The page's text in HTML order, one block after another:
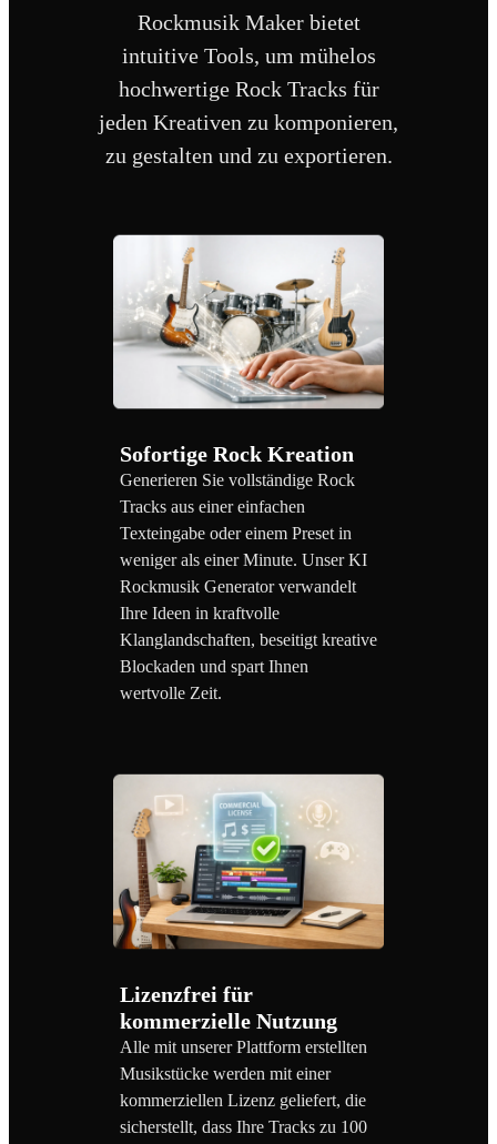
Rockmusik Maker bietet
intuitive Tools, um mühelos
hochwertige Rock Tracks für
jeden Kreativen zu komponieren,
zu gestalten und zu exportieren.
Sofortige Rock Kreation
Generieren Sie vollständige Rock
Tracks aus einer einfachen
Texteingabe oder einem Preset in
weniger als einer Minute. Unser KI
Rockmusik Generator verwandelt
Ihre Ideen in kraftvolle
Klanglandschaften, beseitigt kreative
Blockaden und spart Ihnen
wertvolle Zeit.
Lizenzfrei für
kommerzielle Nutzung
Alle mit unserer Plattform erstellten
Musikstücke werden mit einer
kommerziellen Lizenz geliefert, die
sicherstellt, dass Ihre Tracks zu 100